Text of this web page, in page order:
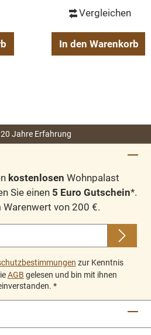
Vergleichen
In den Warenkorb
20 Jahre Erfahrung
kostenlosen Wohnpalast
Sie einen 5 Euro Gutschein*.
von 200 €.
zur Kenntnis
AGB gelesen und bin mit ihnen
*